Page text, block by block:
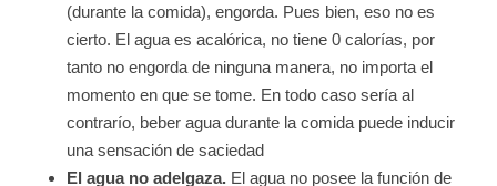
(durante la comida), engorda. Pues bien, eso no es
cierto. El agua es acalórica, no tiene 0 calorías, por
tanto no engorda de ninguna manera, no importa el
momento en que se tome. En todo caso sería al
contrarío, beber agua durante la comida puede inducir
una sensación de saciedad
El agua no adelgaza. El agua no posee la función de